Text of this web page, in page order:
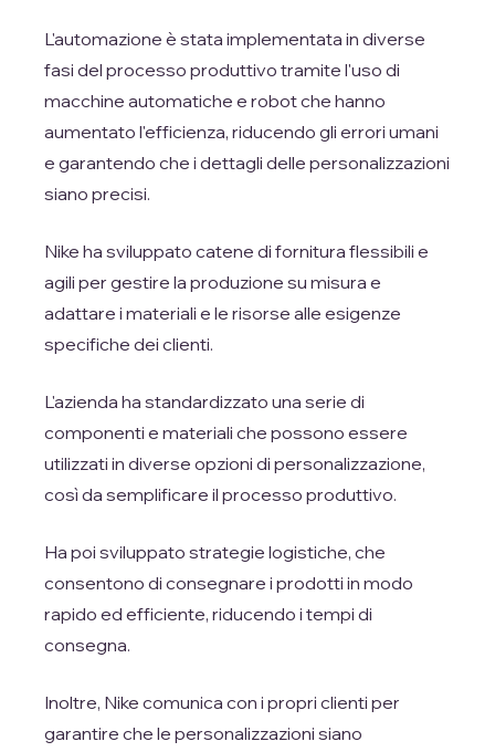
L'automazione è stata implementata in diverse
fasi del processo produttivo tramite l'uso di
macchine automatiche e robot che hanno
aumentato l'efficienza, riducendo gli errori umani
e garantendo che i dettagli delle personalizzazioni
siano precisi.
Nike ha sviluppato catene di fornitura flessibili e
agili per gestire la produzione su misura e
adattare i materiali e le risorse alle esigenze
specifiche dei clienti.
L'azienda ha standardizzato una serie di
componenti e materiali che possono essere
utilizzati in diverse opzioni di personalizzazione,
così da semplificare il processo produttivo.
Ha poi sviluppato strategie logistiche, che
consentono di consegnare i prodotti in modo
rapido ed efficiente, riducendo i tempi di
consegna.
Inoltre, Nike comunica con i propri clienti per
garantire che le personalizzazioni siano